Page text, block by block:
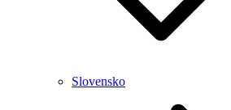
Slovensko